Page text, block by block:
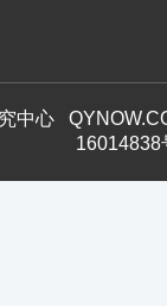
中心
16014838